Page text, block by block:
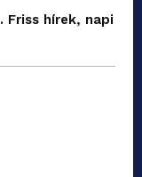
Friss hírek, napi